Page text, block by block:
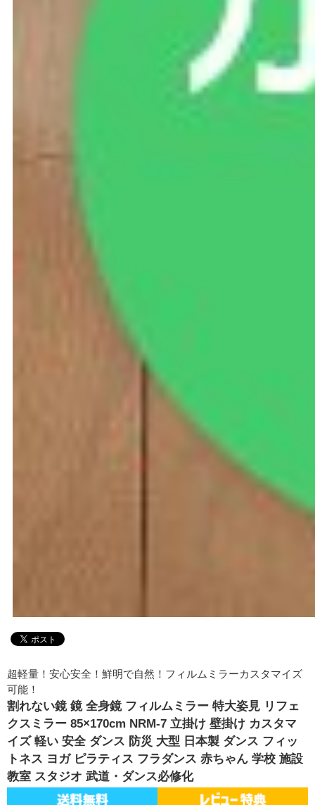
超軽量！安心安全！鮮明で自然！フィルムミラーカスタマイズ
可能！
割れない鏡 鏡 全身鏡 フィルムミラー 特大姿見 リフェ
クスミラー 85×170cm NRM-7 立掛け 壁掛け カスタマ
イズ 軽い 安全 ダンス 防災 大型 日本製 ダンス フィッ
トネス ヨガ ピラティス フラダンス 赤ちゃん 学校 施設
教室 スタジオ 武道・ダンス必修化